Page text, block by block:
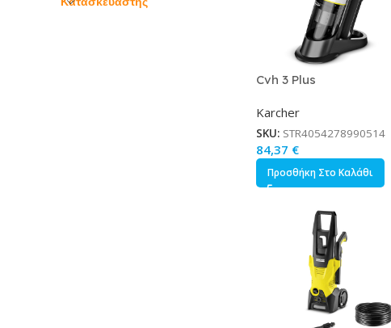
Cvh 3 Plus
Karcher
SKU: STR4054278990514
84,37 €
Προσθήκη Στο Καλάθι